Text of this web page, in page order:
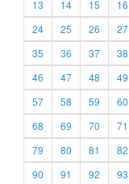
13
14 15 16
24
25 26 27
35
36 37 38
46
47 48 49
57
58 59 60
68
69 70 71
79
80 81 82
90
91 92 93